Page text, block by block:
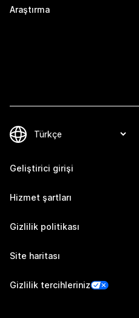
Araştırma
Geliştirici girişi
Hizmet şartları
Gizlilik politikası
Site haritası
Gizlilik tercihleriniz